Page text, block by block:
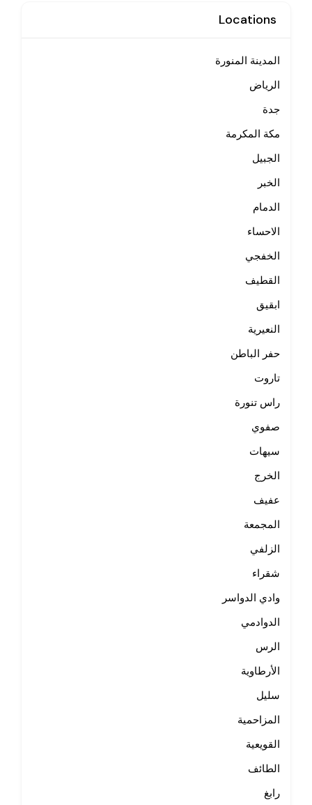
Locations
المدينة المنورة
الرياض
جدة
مكة المكرمة
الجبيل
الخبر
الدمام
الاحساء
الخفجي
القطيف
ابقيق
النعيرية
حفر الباطن
تاروت
راس تنورة
صفوي
سيهات
الخرج
عفيف
المجمعة
الزلفي
شقراء
وادي الدواسر
الدوادمي
الرس
الأرطاوية
سليل
المزاحمية
القويعية
الطائف
رابغ